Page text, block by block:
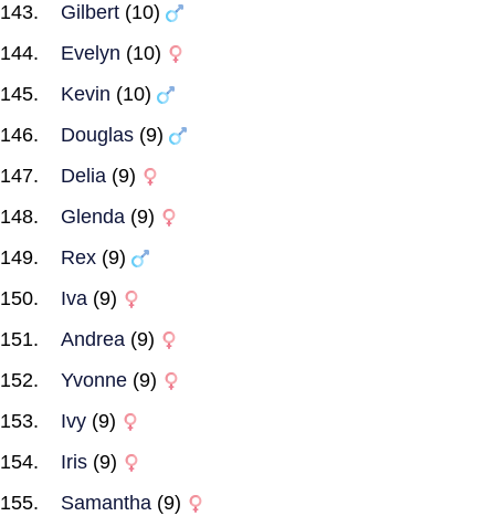
Gilbert (10)
Evelyn (10)
Kevin (10)
Douglas (9)
Delia (9)
Glenda (9)
Rex (9)
Iva (9)
Andrea (9)
Yvonne (9)
Ivy (9)
Iris (9)
Samantha (9)